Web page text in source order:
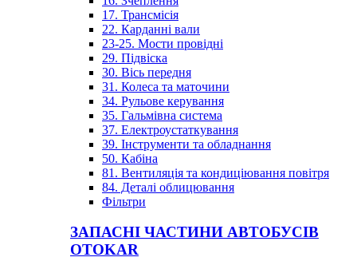
17. Трансмісія
22. Карданні вали
23-25. Мости провідні
29. Підвіска
30. Вісь передня
31. Колеса та маточини
34. Рульове керування
35. Гальмівна система
37. Електроустаткування
39. Інструменти та обладнання
50. Кабіна
81. Вентиляція та кондиціювання повітря
84. Деталі облицювання
Фільтри
ЗАПАСНІ ЧАСТИНИ АВТОБУСІВ
OTOKAR